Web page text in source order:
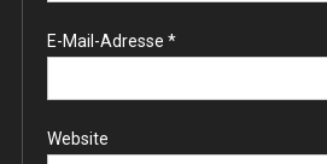
E-Mail-Adresse *
Website